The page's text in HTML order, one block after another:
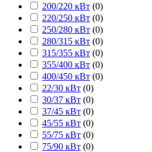
200/220 кВт (0)
220/250 кВт (0)
250/280 кВт (0)
280/315 кВт (0)
315/355 кВт (0)
355/400 кВт (0)
400/450 кВт (0)
22/30 кВт (0)
30/37 кВт (0)
37/45 кВт (0)
45/55 кВт (0)
55/75 кВт (0)
75/90 кВт (0)